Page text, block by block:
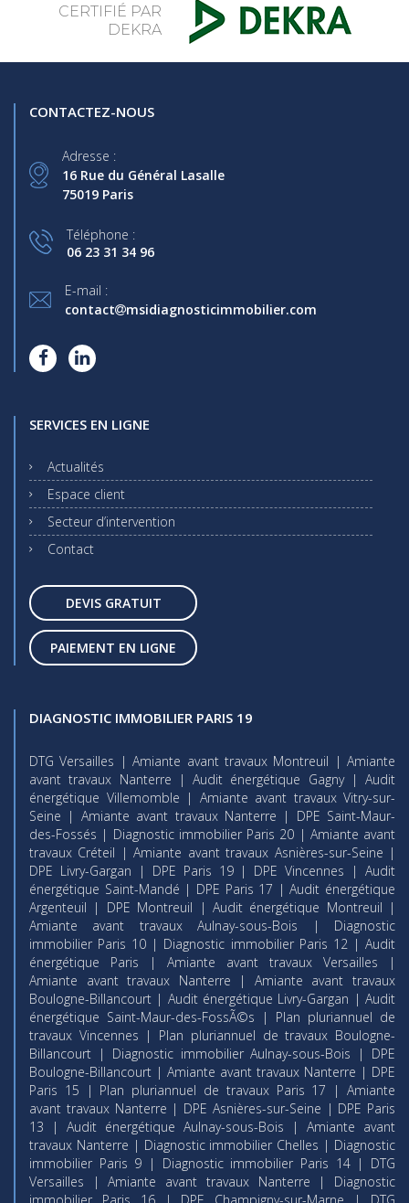
CERTIFIÉ PAR
DEKRA
CONTACTEZ-NOUS
Adresse :
16 Rue du Général Lasalle
75019 Paris
Téléphone :
06 23 31 34 96
E-mail :
contact
msidiagnosticimmobilier.com
SERVICES EN LIGNE
Actualités
Espace client
Secteur d’intervention
Contact
DEVIS GRATUIT
PAIEMENT EN LIGNE
DIAGNOSTIC IMMOBILIER PARIS 19
DTG Versailles |Amiante avant travaux Montreuil | Amiante
avant travaux Nanterre | Audit énergétique Gagny| Audit
énergétique Villemomble | Amiante avant travaux Vitry-sur-
Seine | Amiante avant travaux Nanterre | DPE Saint-Maur-
des-Fossés | Diagnostic immobilier Paris 20 | Amiante avant
travaux Créteil |Amiante avant travaux Asnières-sur-Seine |
DPE Livry-Gargan | DPE Paris 19| DPE Vincennes |Audit
énergétique Saint-Mandé | DPE Paris 17 |Audit énergétique
Argenteuil | DPE Montreuil | Audit énergétique Montreuil |
Amiante avant travaux Aulnay-sous-Bois | Diagnostic
immobilier Paris 10 | Diagnostic immobilier Paris 12 |Audit
énergétique Paris | Amiante avant travaux Versailles |
Amiante avant travaux Nanterre | Amiante avant travaux
Boulogne-Billancourt | Audit énergétique Livry-Gargan |Audit
énergétique Saint-Maur-des-FossÃ©s | Plan pluriannuel de
travaux Vincennes | Plan pluriannuel de travaux Boulogne-
Billancourt | Diagnostic immobilier Aulnay-sous-Bois | DPE
Boulogne-Billancourt | Amiante avant travaux Nanterre | DPE
Paris 15 | Plan pluriannuel de travaux Paris 17 |Amiante
avant travaux Nanterre | DPE Asnières-sur-Seine | DPE Paris
13 | Audit énergétique Aulnay-sous-Bois | Amiante avant
travaux Nanterre | Diagnostic immobilier Chelles | Diagnostic
immobilier Paris 9 | Diagnostic immobilier Paris 14| DTG
Versailles |Amiante avant travaux Nanterre | Diagnostic
immobilier Paris 16| DPE Champigny-sur-Marne | DTG